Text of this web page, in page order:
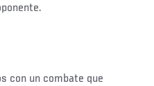
con un combate que